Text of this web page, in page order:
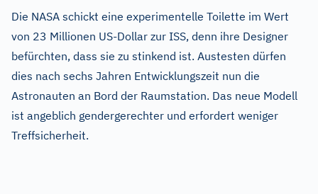
Die NASA schickt eine experimentelle Toilette im Wert
von 23 Millionen US-Dollar zur ISS, denn ihre Designer
befürchten, dass sie zu stinkend ist. Austesten dürfen
dies nach sechs Jahren Entwicklungszeit nun die
Astronauten an Bord der Raumstation. Das neue Modell
ist angeblich gendergerechter und erfordert weniger
Treffsicherheit.